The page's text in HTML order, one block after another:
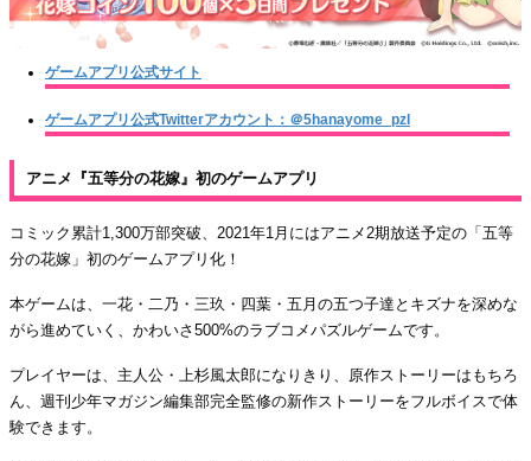
ゲームアプリ公式サイト
ゲームアプリ公式Twitterアカウント：＠5hanayome_pzl
アニメ『五等分の花嫁』初のゲームアプリ
コミック累計1,300万部突破、2021年1月にはアニメ2期放送予定の「五等
分の花嫁」初のゲームアプリ化！
本ゲームは、一花・二乃・三玖・四葉・五月の五つ子達とキズナを深めな
がら進めていく、かわいさ500%のラブコメパズルゲームです。
プレイヤーは、主人公・上杉風太郎になりきり、原作ストーリーはもちろ
ん、週刊少年マガジン編集部完全監修の新作ストーリーをフルボイスで体
験できます。